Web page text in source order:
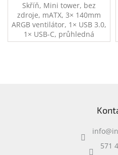
Skříň, Mini tower, bez
zdroje, mATX, 3× 140mm
ARGB ventilátor, 1× USB 3.0,
1× USB-C, průhledná
bočnice, černá
info@
571